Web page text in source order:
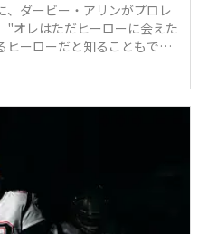
ダービー・アリンがプロレ
"オレはただヒーローに会えた
ヒーローだと知ることもでき
・トリビューン ジャパン